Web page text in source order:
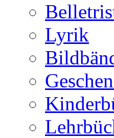
Lyrik